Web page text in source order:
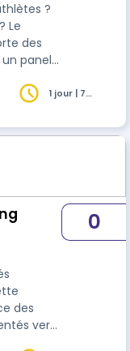
?
Le
des
panel
être1 jour | 7
des
vers
0